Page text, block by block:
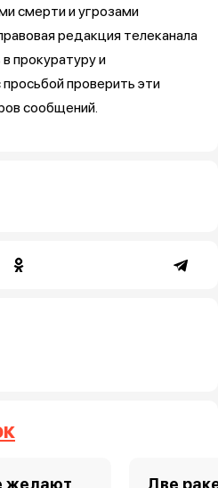
смерти и угрозами
редакция телеканала
прокуратуру и
проверить эти
сообщений.
желают Две